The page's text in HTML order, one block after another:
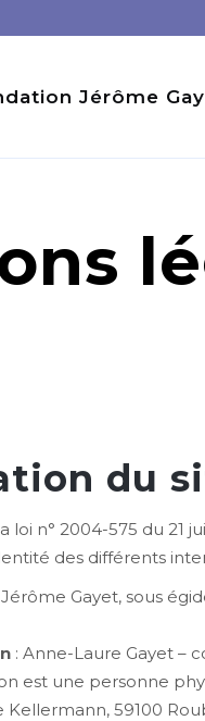
Jérôme
du
loi n° 2004-575 du
des différents
Gayet, sous
: Anne-Laure Gayet –
est une personne
Kellermann, 59100